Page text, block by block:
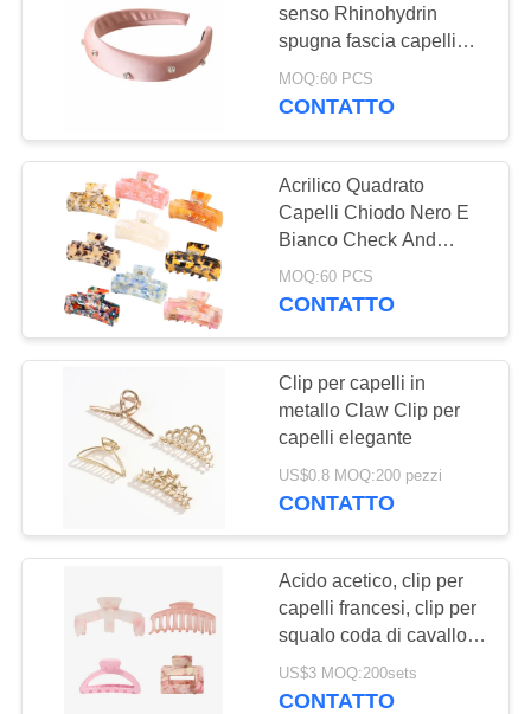
senso Rhinohydrin
spugna fascia capelli
fascia
MOQ:60 PCS
CONTATTO
Acrilico Quadrato
Capelli Chiodo Nero E
Bianco Check And
Leopard Stampa Clip
Capelli Per Donne
MOQ:60 PCS
CONTATTO
Clip per capelli in
metallo Claw Clip per
capelli elegante
US$0.8 MOQ:200 pezzi
CONTATTO
Acido acetico, clip per
capelli francesi, clip per
squalo coda di cavallo, 4
pezzi, set.
US$3 MOQ:200sets
CONTATTO